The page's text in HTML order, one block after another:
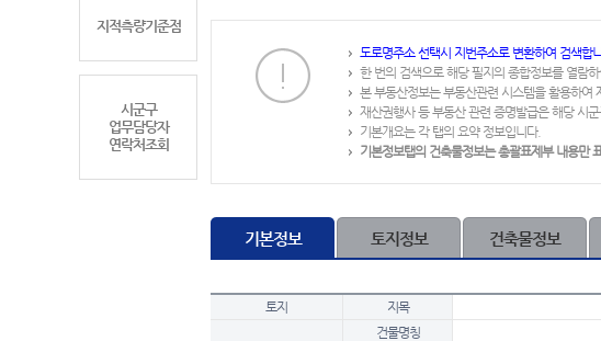
지적측량기준점
시군구
업무담당자
연락처조회
도로명주소 선택시 지번주소로 변환하여 검색합
한 번의 검색으로 해당 필지의 종합정보를 열람
본 부동산정보는 부동산관련 시스템을 활용하여
재산권행사 등 부동산 관련 증명발급은 해당 시
기본개요는 각 탭의 요약 정보입니다.
기본정보탭의 건축물정보는 총괄표제부 내용만
기본정보 토지정보 건축물정보
토지 지목
건물명칭